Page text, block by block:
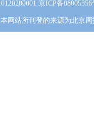
京ICP备08005356
网站所刊登的来源为北京